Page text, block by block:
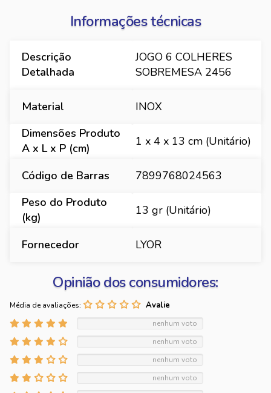
Informações técnicas
Descrição
Detalhada
JOGO 6 COLHERES
SOBREMESA 2456
Material
INOX
Dimensões Produto
A x L x P (cm)
1 x 4 x 13 cm (Unitário)
Código de Barras
7899768024563
Peso do Produto
(kg)
13 gr (Unitário)
Fornecedor LYOR
Opinião dos consumidores:
Média de avaliações:
nenhum voto
nenhum voto
nenhum voto
nenhum voto